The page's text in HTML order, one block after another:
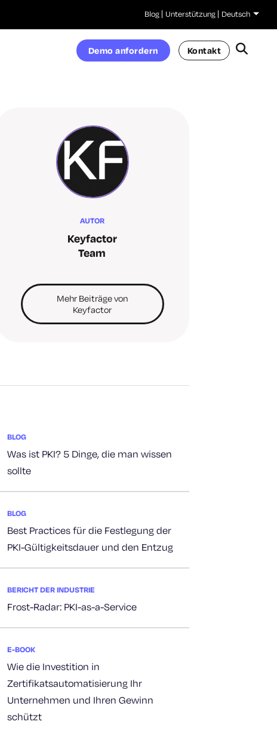
Blog Unterstützung Deutsch
Demo anfordern Kontakt
AUTOR
Keyfactor
Team
Mehr Beiträge von
Keyfactor
BLOG
Was ist PKI? 5 Dinge, die man wissen
sollte
BLOG
Best Practices für die Festlegung der
PKI-Gültigkeitsdauer und den Entzug
BERICHT DER INDUSTRIE
Frost-Radar: PKI-as-a-Service
E-BOOK
Wie die Investition in
Zertifikatsautomatisierung Ihr
Unternehmen und Ihren Gewinn
schützt